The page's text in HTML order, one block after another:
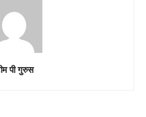
पी गुरुस